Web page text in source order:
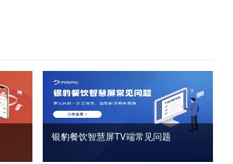
银豹餐饮智慧屏TV端常见问题